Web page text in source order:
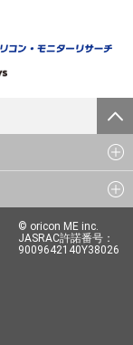
© oricon ME inc.
JASRAC許諾番号：
9009642140Y38026